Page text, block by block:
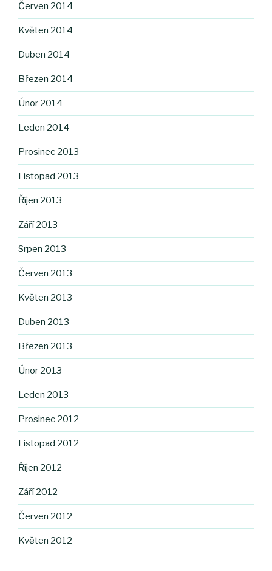
Červen 2014
Květen 2014
Duben 2014
Březen 2014
Únor 2014
Leden 2014
Prosinec 2013
Listopad 2013
Říjen 2013
Září 2013
Srpen 2013
Červen 2013
Květen 2013
Duben 2013
Březen 2013
Únor 2013
Leden 2013
Prosinec 2012
Listopad 2012
Říjen 2012
Září 2012
Červen 2012
Květen 2012